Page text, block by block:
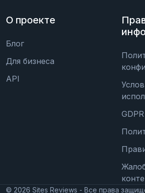
О проекте
Блог
Для бизнеса
API
GDPR
© 2026 Sites Reviews - Все права